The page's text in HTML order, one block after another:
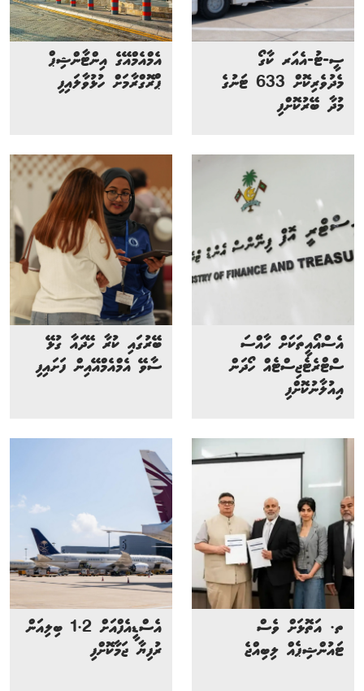
ސީ-ޓު-އެއަރ ކާގޯ
މެދުވެރިކޮށް 633 ޓަނުގެ
މުދާ ބޭރުކޮށްފި
އެމްއެމްއޭގެ އިންޓާންޝިޕް
ޕްރޮގްރާމަށް ހުޅުވާލައިފި
އެސްއޯއީތަކަށް ހާއްސަ
ސްޓްރެޓެޖިސްޓެއް ހޯދަން
އިއުލާނުކޮށްފި
ބޭރުގައި ކުރާ ހޭދައާ ގުޅޭ
ސާވޭ އެމްއެމްއޭއިން ފަށައިފި
ތ. އަތޮޅަށް ވެސް
ޓައުންޝިޕެއް ލިބިއްޖެ
އެސްޑީއެފްއަށް 1.2 ބިލިއަން
ރުފިޔާ ޖަމާކޮށްފި